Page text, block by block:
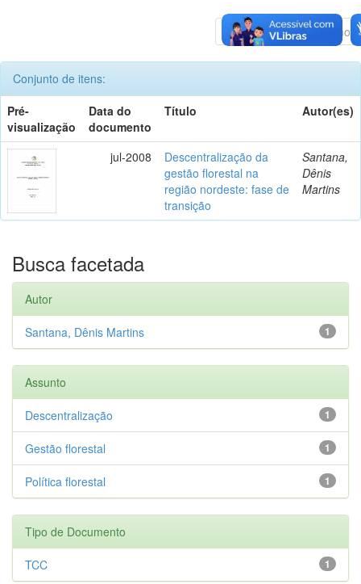
Anterior 1 Póximo
Conjunto de itens:
Pré-
visualização
Data do
documento
Título Autor(es)
jul-2008
Descentralização da
gestão florestal na
região nordeste: fase de
transição
Santana,
Dênis
Martins
Busca facetada
Autor
1
Santana, Dênis Martins
Assunto
1
Descentralização
1
Gestão florestal
1
Política florestal
Tipo de Documento
1
TCC